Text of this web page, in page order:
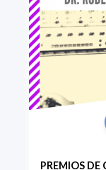
PREMIOS DE